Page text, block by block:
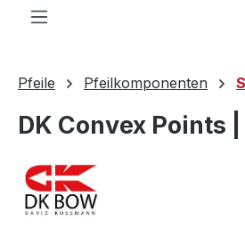
Pfeile Pfeilkomponenten
DK Convex Points